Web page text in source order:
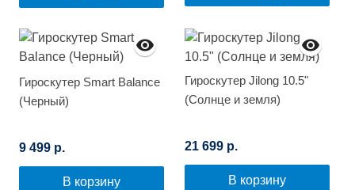
Гироскутер Smart Balance
(Черный)
9 499 р.
В корзину
Гироскутер Jilong 10.5"
(Солнце и земля)
21 699 р.
В корзину